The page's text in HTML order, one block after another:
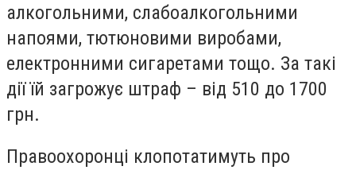
алкогольними, слабоалкогольними
напоями, тютюновими виробами,
електронними сигаретами тощо. За такі
дії їй загрожує штраф – від 510 до 1700
грн.
Правоохоронці клопотатимуть про